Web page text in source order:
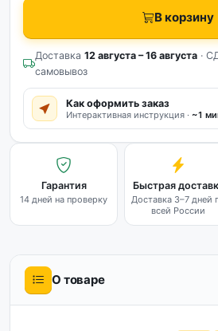
В корзину
Доставка 12 августа – 16 августа ·
самовывоз
Как оформить заказ
Интерактивная инструкция · ~1
Гарантия
14 дней на проверку
Быстрая
Доставка 3–7 дней
всей России
О товаре